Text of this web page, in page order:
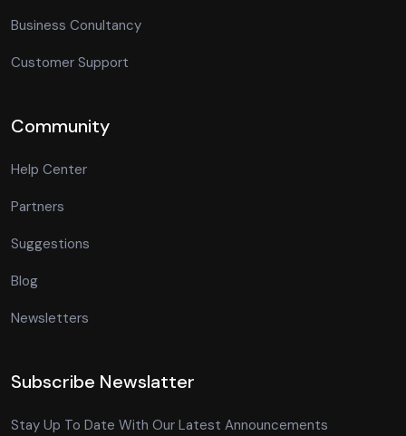
Business Conultancy
Customer Support
Community
Help Center
Partners
Suggestions
Blog
Newsletters
Subscribe Newslatter
Stay Up To Date With Our Latest Announcements